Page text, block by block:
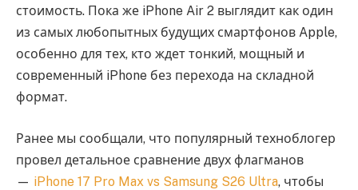
стоимость. Пока же iPhone Air 2 выглядит как один
из самых любопытных будущих смартфонов Apple,
особенно для тех, кто ждет тонкий, мощный и
современный iPhone без перехода на складной
формат.
Ранее мы сообщали, что популярный техноблогер
провел детальное сравнение двух флагманов
— iPhone 17 Pro Max vs Samsung S26 Ultra, чтобы